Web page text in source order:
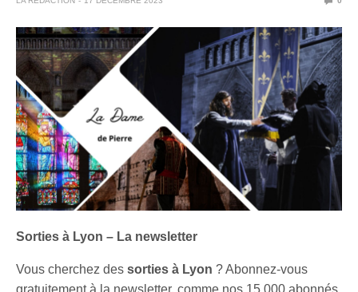
Sorties à Lyon – La newsletter
Vous cherchez dessorties à Lyon ? Abonnez-vous
gratuitement à la newsletter, comme nos 15 000 abonnés